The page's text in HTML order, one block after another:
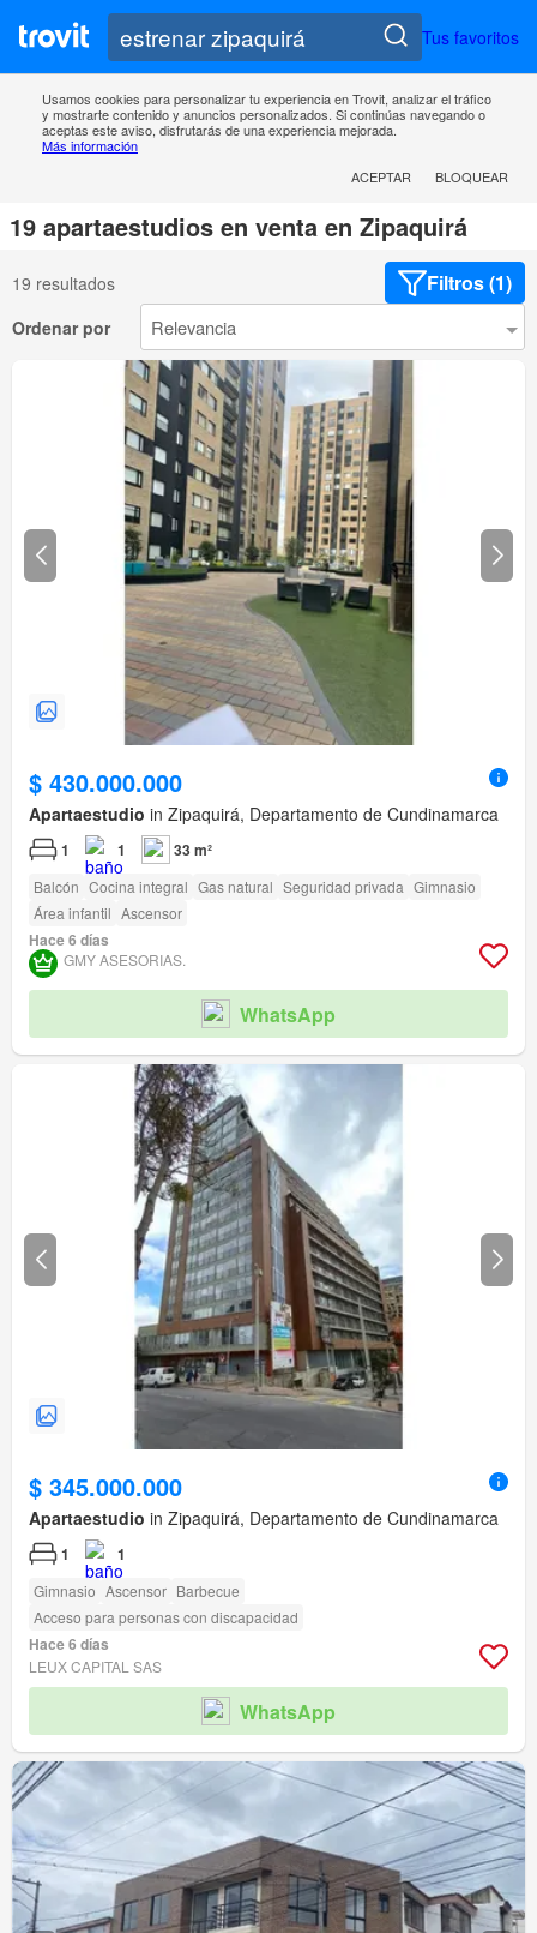
Tus favoritos
Usamos cookies para personalizar tu experiencia en Trovit, analizar el tráfico
y mostrarte contenido y anuncios personalizados. Si continúas navegando o
aceptas este aviso, disfrutarás de una experiencia mejorada.
Más información
ACEPTAR
BLOQUEAR
19 apartaestudios en venta en Zipaquirá
19 resultados Filtros (1)
Ordenar por
$ 430.000.000
Apartaestudio in Zipaquirá, Departamento de Cundinamarca
1 1 33 m²
Balcón Cocina integral Gas natural Seguridad privada Gimnasio
Área infantil Ascensor
Hace 6 días
GMY ASESORIAS.
WhatsApp
$ 345.000.000
Apartaestudio in Zipaquirá, Departamento de Cundinamarca
1 1
Gimnasio Ascensor Barbecue
Acceso para personas con discapacidad
Hace 6 días
LEUX CAPITAL SAS
WhatsApp